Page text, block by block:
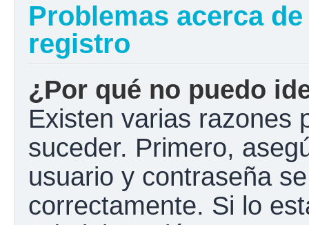
Problemas acerca
registro
¿Por qué no puedo
Existen varias razones
suceder. Primero,
usuario y contraseña
correctamente. Si lo